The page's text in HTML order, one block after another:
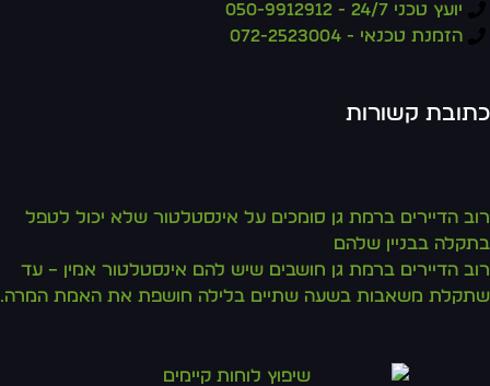
יועץ טכני 24/7 - 050-9912912
הזמנת טכנאי - 072-2523004
כתובת קשורות
רוב הדיירים ברמת גן סומכים על אינסטלטור שלא יכול לטפל
בתקלה בבניין שלהם
רוב הדיירים ברמת גן חושבים שיש להם אינסטלטור אמין – עד
שתקלת משאבות בשעה שתיים בלילה חושפת את האמת המרה.